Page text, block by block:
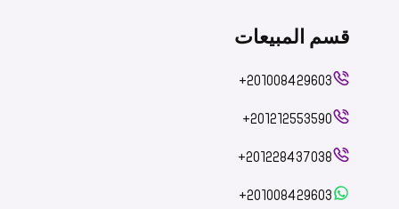
قسم المبيعات
+201008429603
+201212553590
+201228437038
+201008429603